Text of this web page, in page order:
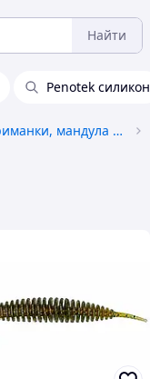
Найти
Penotek силикон
Силиконовые приманки, мандула и стримеры